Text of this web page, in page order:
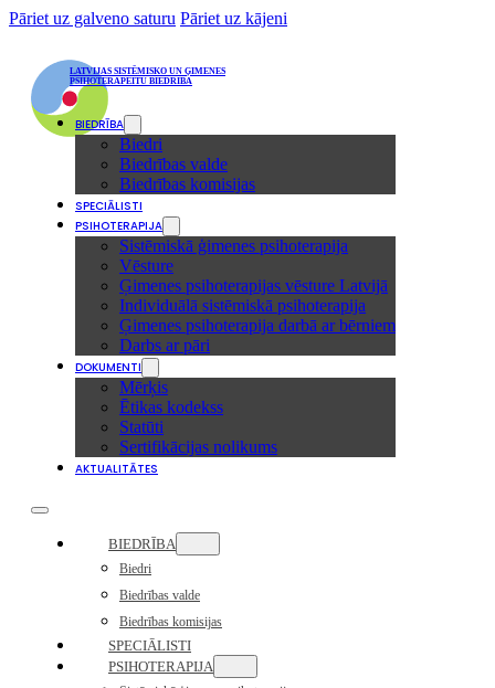
Pāriet uz galveno saturu Pāriet uz kājeni
LATVIJAS SISTĒMISKO UN ĢIMENES
PSIHOTERAPEITU BIEDRĪBA
BIEDRĪBA
Biedri
Biedrības valde
Biedrības komisijas
SPECIĀLISTI
PSIHOTERAPIJA
Sistēmiskā ģimenes psihoterapija
Vēsture
Ģimenes psihoterapijas vēsture Latvijā
Individuālā sistēmiskā psihoterapija
Ģimenes psihoterapija darbā ar bērniem
Darbs ar pāri
DOKUMENTI
Mērķis
Ētikas kodekss
Statūti
Sertifikācijas nolikums
AKTUALITĀTES
BIEDRĪBA
Biedri
Biedrības valde
Biedrības komisijas
SPECIĀLISTI
PSIHOTERAPIJA